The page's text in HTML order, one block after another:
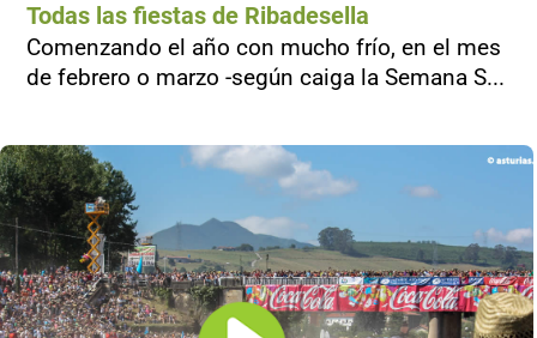
Todas las fiestas de Ribadesella
Comenzando el año con mucho frío, en el mes
de febrero o marzo -según caiga la Semana S...